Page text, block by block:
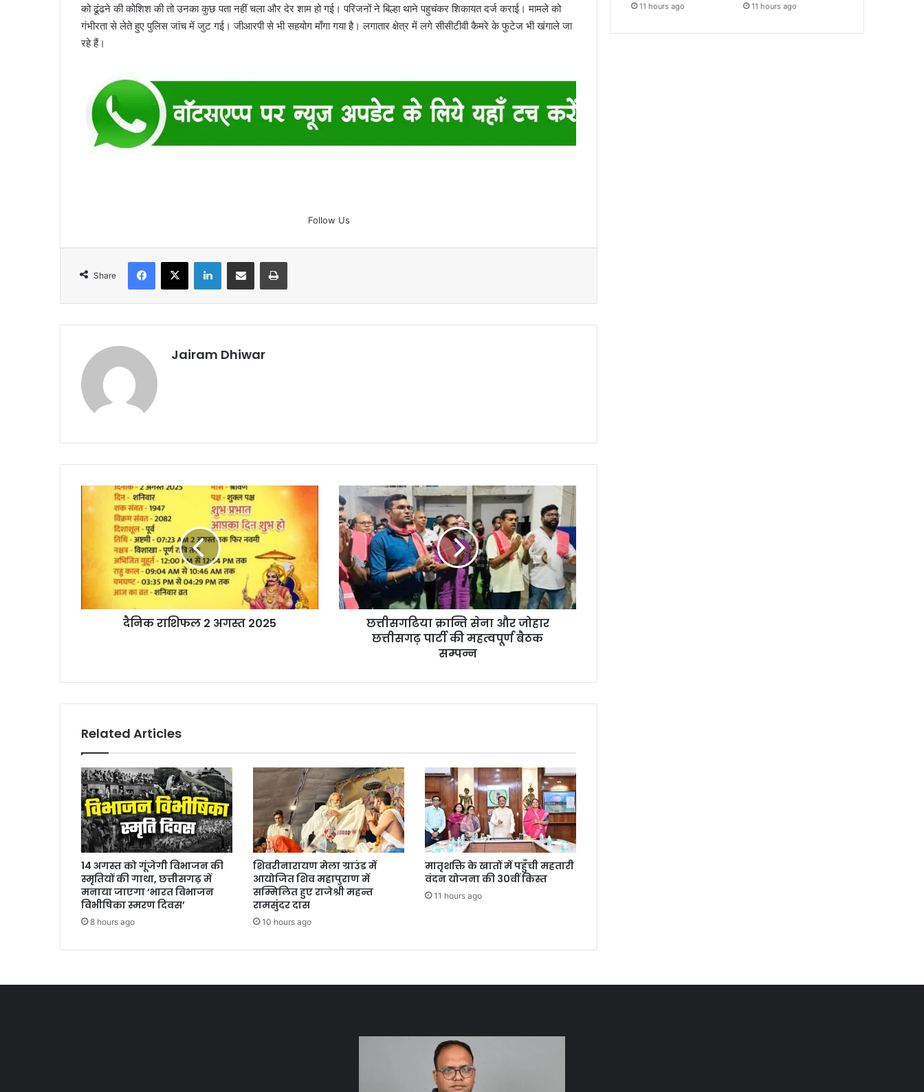
को ढूंढने की कोशिश की तो उनका कुछ पता नहीं चला और देर शाम हो गई। परिजनों ने बिल्हा थाने पहुचंकर शिकायत दर्ज कराई। मामले को
गंभीरता से लेते हुए पुलिस जांच में जुट गई। जीआरपी से भी सहयोग माँगा गया है। लगातार क्षेत्र में लगे सीसीटीवी कैमरे के फुटेज भी खंगाले जा
रहे हैं।
Follow Us
Share
Facebook
X LinkedInShare via Email Print
Jairam Dhiwar
दैनिक
राशिफल
दैनिक राशिफल 2 अगस्त 2025
क्रान्ति
सेना
और
जोहार
छत्तीसगढ़
पार्टी
की
महत्वपूर्ण
छत्तीसगढिया क्रान्ति सेना और जोहार
छत्तीसगढ़ पार्टी की महत्वपूर्ण बैठक
सम्पन्न
Related Articles
14 अगस्त को गूंजेगी विभाजन की
स्मृतियों की गाथा, छत्तीसगढ़ में
मनाया जाएगा ‘भारत विभाजन
विभीषिका स्मरण दिवस’
8 hours ago
शिवरीनारायण मेला ग्राउंड में
आयोजित शिव महापुराण में
सम्मिलित हुए राजेश्री महन्त
रामसुंदर दास
10 hours ago
मातृशक्ति के खातों में पहुँची महतारी
वंदन योजना की 30वीं किस्त
11 hours ago
11 hours ago 11 hours ago